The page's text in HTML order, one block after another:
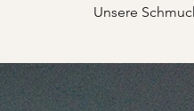
Unsere